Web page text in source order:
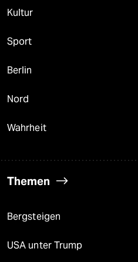
Kultur
Sport
Berlin
Nord
Wahrheit
Themen
Bergsteigen
USA unter Trump